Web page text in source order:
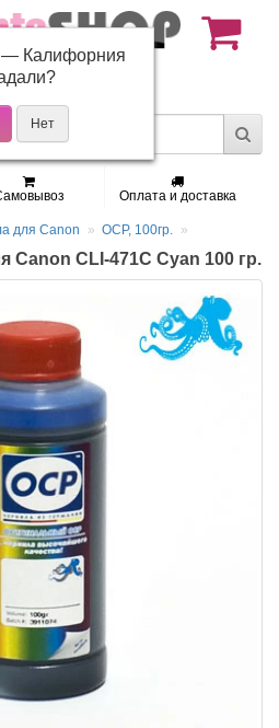
01-37
Оплата и доставка
для Canon OCP, 100гр.
Canon CLI-471C Cyan 100 гр.
— Калифорния